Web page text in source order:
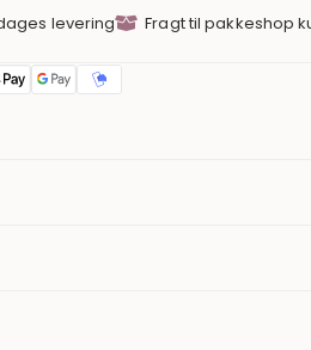
levering Fragt til pakkeshop